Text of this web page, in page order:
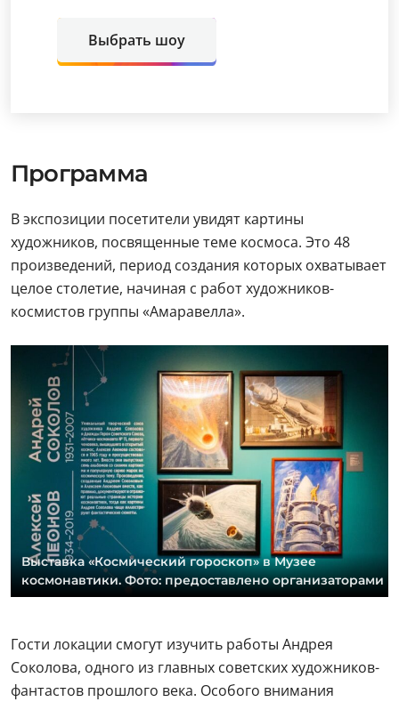
Выбрать шоу
Программа
В экспозиции посетители увидят картины
художников, посвященные теме космоса. Это 48
произведений, период создания которых охватывает
целое столетие, начиная с работ художников-
космистов группы «Амаравелла».
Выставка «Космический гороскоп» в Музее
космонавтики. Фото: предоставлено организаторами
Гости локации смогут изучить работы Андрея
Соколова, одного из главных советских художников-
фантастов прошлого века. Особого внимания